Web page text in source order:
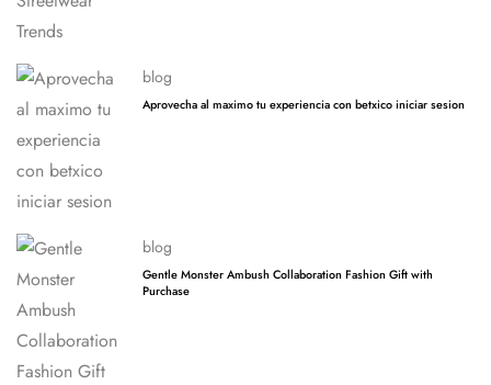
blog
Aprovecha al maximo tu experiencia con betxico iniciar sesion
blog
Gentle Monster Ambush Collaboration Fashion Gift with
Purchase